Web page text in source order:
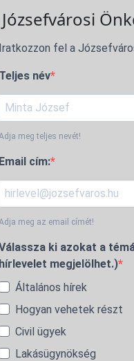
Iratkozzon fel a
Teljes név
meg teljes nevét!
Email cím:
meg az email címét!
ki azokat a
hírlevelet megjelölhet.)
Általános hírek
Hogyan vehetek részt
Civil ügyek
Lakásügynökség